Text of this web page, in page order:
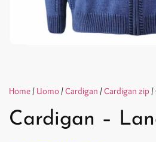
Home / Uomo /Cardigan /Cardigan zip /
Cardigan –